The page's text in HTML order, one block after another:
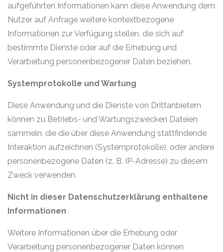
aufgeführten Informationen kann diese Anwendung dem
Nutzer auf Anfrage weitere kontextbezogene
Informationen zur Verfügung stellen, die sich auf
bestimmte Dienste oder auf die Erhebung und
Verarbeitung personenbezogener Daten beziehen.
Systemprotokolle und Wartung
Diese Anwendung und die Dienste von Drittanbietern
können zu Betriebs- und Wartungszwecken Dateien
sammeln, die die über diese Anwendung stattfindende
Interaktion aufzeichnen (Systemprotokolle), oder andere
personenbezogene Daten (z. B. IP-Adresse) zu diesem
Zweck verwenden.
Nicht in dieser Datenschutzerklärung enthaltene
Informationen
Weitere Informationen über die Erhebung oder
Verarbeitung personenbezogener Daten können